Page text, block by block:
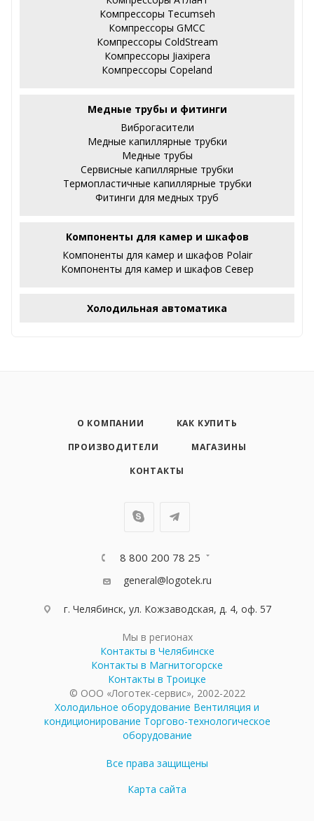
Компрессоры Tecumseh
Компрессоры GMCC
Компрессоры ColdStream
Компрессоры Jiaxipera
Компрессоры Copeland
Медные трубы и фитинги
Виброгасители
Медные капиллярные трубки
Медные трубы
Сервисные капиллярные трубки
Термопластичные капиллярные трубки
Фитинги для медных труб
Компоненты для камер и шкафов
Компоненты для камер и шкафов Polair
Компоненты для камер и шкафов Север
Холодильная автоматика
О КОМПАНИИ
КАК КУПИТЬ
ПРОИЗВОДИТЕЛИ
МАГАЗИНЫ
КОНТАКТЫ
8 800 200 78 25
general@logotek.ru
г. Челябинск, ул. Кожзаводская, д. 4, оф. 57
Мы в регионах
Контакты в Челябинске
Контакты в Магнитогорске
Контакты в Троицке
© ООО «Логотек-сервис», 2002-2022
Холодильное оборудование Вентиляция и
кондиционирование Торгово-технологическое
оборудование
Все права защищены
Карта сайта